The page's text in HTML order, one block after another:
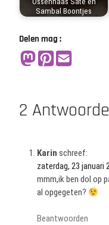
Sambal Boontjes
Delen mag :
2
Karin schreef:
zaterdag, 23 januari
mmm,ik ben dol op
al opgegeten?
Beantwoorden